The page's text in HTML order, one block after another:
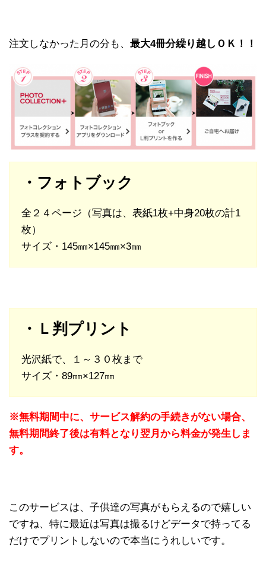
注文しなかった月の分も、 最大4冊分繰り越しＯＫ！！
・フォトブック
全２４ページ（写真は、表紙1枚+中身20枚の計1
枚）
サイズ・145㎜×145㎜×3㎜
・Ｌ判プリント
光沢紙で、１～３０枚まで
サイズ・89㎜×127㎜
※無料期間中に、サービス解約の手続きがない場合、
無料期間終了後は有料となり翌月から料金が発生しま
す。
このサービスは、子供達の写真がもらえるので嬉しい
ですね、特に最近は写真は撮るけどデータで持ってる
だけでプリントしないので本当にうれしいです。